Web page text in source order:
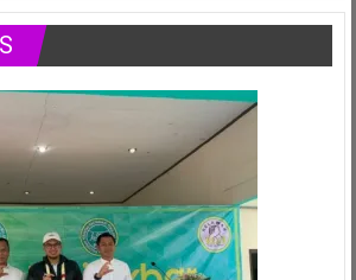
Ajang
Juli
Setiono
Rayakan
Tahun